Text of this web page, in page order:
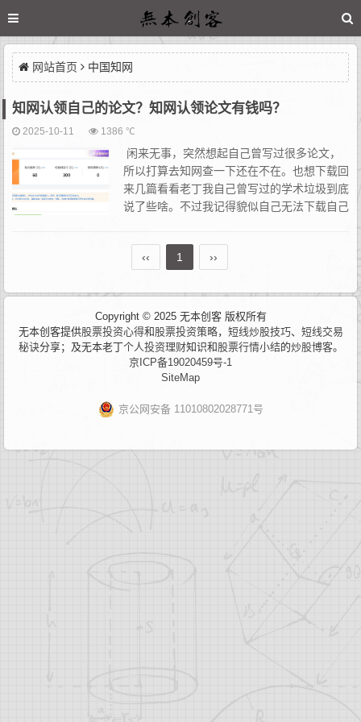
网站首页 中国知网
知网认领自己的论文？知网认领论文有钱吗？
2025-10-11 1386 ℃
闲来无事，突然想起自己曾写过很多论文，
所以打算去知网查一下还在不在。也想下载回
来几篇看看老丁我自己曾写过的学术垃圾到底
说了些啥。不过我记得貌似自己无法下载自己
网在登录后，貌似多了个认领功能，于是我都认领后，发...
‹‹
1 ››
Copyright © 2025 无本创客 版权所有
无本创客提供股票投资心得和 股票投资策略， 短线炒股技巧、 短线交易
秘诀分享；及无本老丁个人投资理财知识和 股票行情小结的炒股博客。
京ICP备19020459号-1
SiteMap
京公网安备 11010802028771号